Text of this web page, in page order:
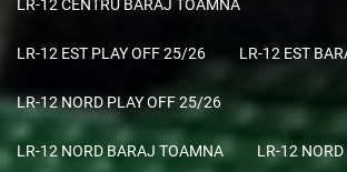
LR-12 CENTRU BARAJ TOAMNA
LR-12 EST PLAY OFF 25/26 LR-12 EST
LR-12 NORD PLAY OFF 25/26
LR-12 NORD BARAJ TOAMNA LR-12 NORD